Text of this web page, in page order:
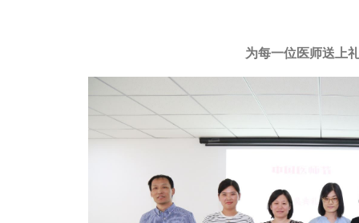
为每一位医师送上